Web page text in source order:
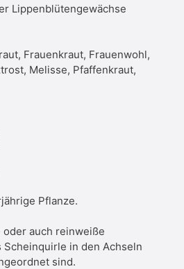
Lippenblütengewächse
Frauenkraut, Frauenwohl,
Melisse, Pfaffenkraut,
Pflanze.
oder auch reinweiße
Scheinquirle in den Achseln
sind.